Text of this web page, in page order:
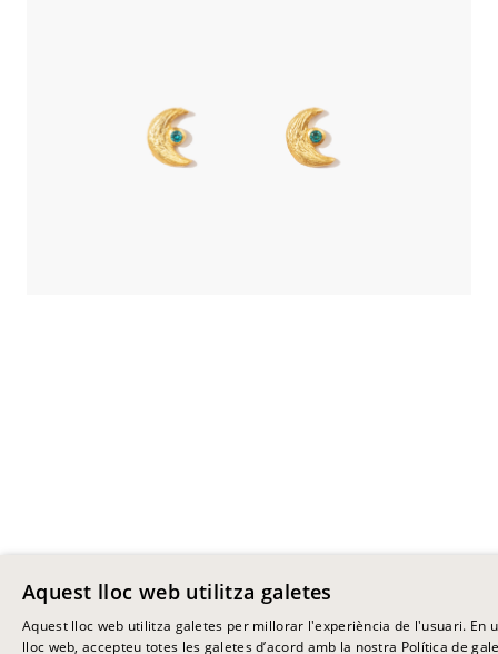
+
Aquest lloc web utilitza galetes
Aquest lloc web utilitza galetes per millorar l'experiència de l'usuari. En
lloc web, accepteu totes les galetes d’acord amb la nostra Política de